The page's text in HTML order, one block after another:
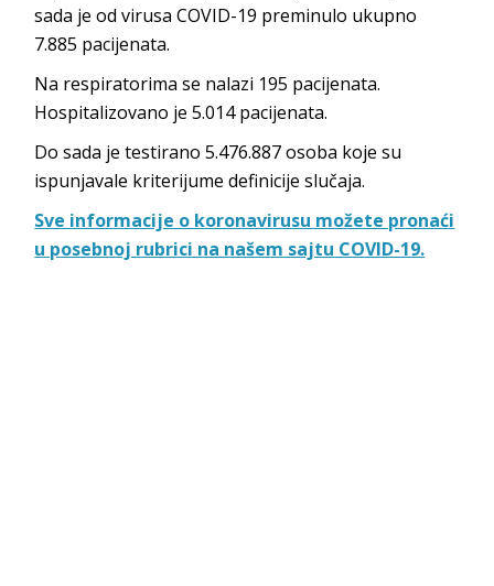
sada je od virusa COVID-19 preminulo ukupno
7.885 pacijenata.
Na respiratorima se nalazi 195 pacijenata.
Hospitalizovano je 5.014 pacijenata.
Do sada je testirano 5.476.887 osoba koje su
ispunjavale kriterijume definicije slučaja.
Sve informacije o koronavirusu možete pronaći
u posebnoj rubrici na našem sajtu COVID-19.